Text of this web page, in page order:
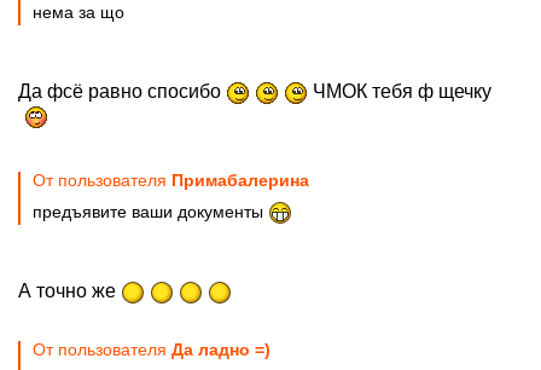
нема за що
Да фсё равно спосибо ЧМОК тебя ф щечку
От пользователя Примабалерина
предъявите ваши документы
А точно же
От пользователя Да ладно =)